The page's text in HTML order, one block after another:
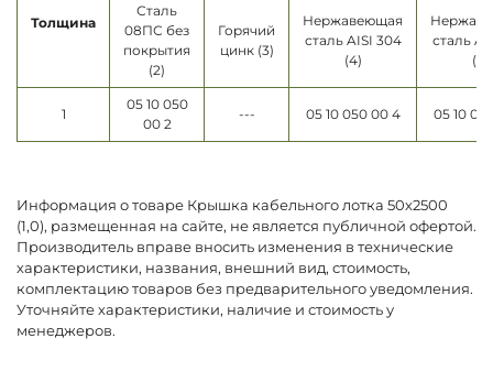
Толщина
Сталь
08ПС без
покрытия
(2)
Горячий
цинк (3)
Нержавеющая
сталь AISI 304
(4)
сталь
(5)
1
05 10 050
00 2
--- 05 10 050 00 4 05 10
Информация о товаре Крышка кабельного лотка 50х2500
(1,0), размещенная на сайте, не является публичной офертой.
Производитель вправе вносить изменения в технические
характеристики, названия, внешний вид, стоимость,
комплектацию товаров без предварительного уведомления.
Уточняйте характеристики, наличие и стоимость у
менеджеров.